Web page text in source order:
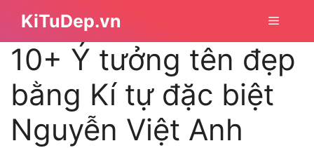
nội
dung
KiTuDep.vn Menu
10+ Ý tưởng tên đẹp
bằng Kí tự đặc biệt
Nguyễn Việt Anh